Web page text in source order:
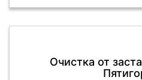
Очистка от